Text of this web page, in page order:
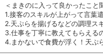
＜まきのに入って良かったこと
1.接客のスキルが上がって言葉
2.天ぷらを揚げるなどの調理ス
3.仕事を丁寧に教えてもらえる
4.まかないで食費が浮く！天ぷ